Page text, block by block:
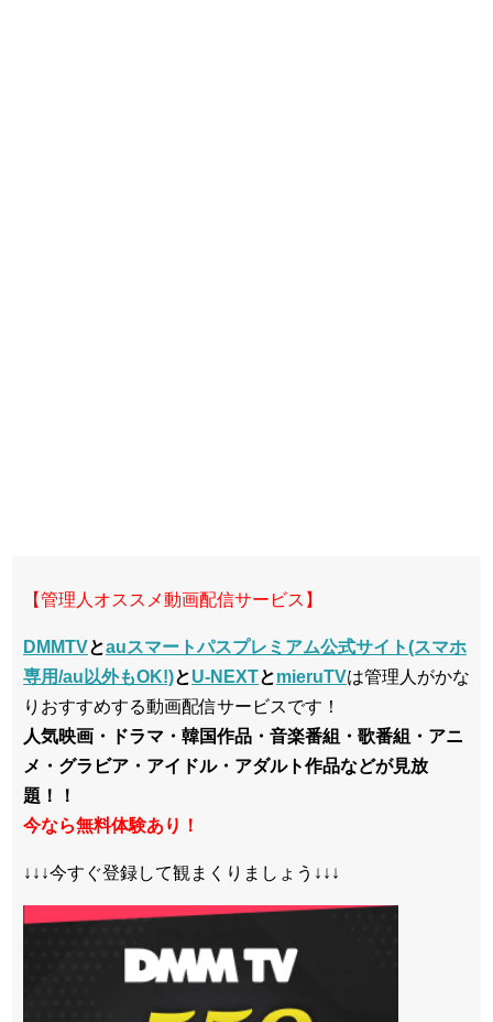
【管理人オススメ動画配信サービス】
DMMTVとauスマートパスプレミアム公式サイト(スマホ
専用/au以外もOK!)とU-NEXTとmieruTVは管理人がかな
りおすすめする動画配信サービスです！
人気映画・ドラマ・韓国作品・音楽番組・歌番組・アニ
メ・グラビア・アイドル・アダルト作品などが見放
題！！
今なら無料体験あり！
↓↓↓今すぐ登録して観まくりましょう↓↓↓